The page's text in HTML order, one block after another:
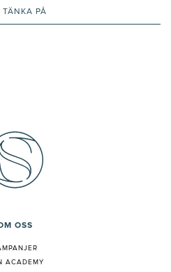
TÄNKA PÅ
OSS
ACADEMY